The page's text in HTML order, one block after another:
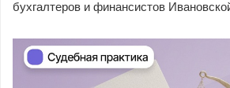
бухгалтеров и финансистов